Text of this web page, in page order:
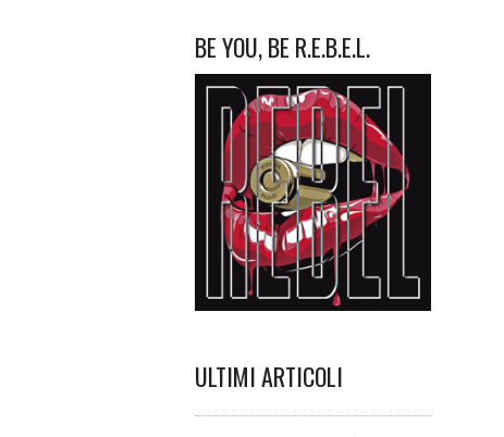
BE YOU, BE R.E.B.E.L.
ULTIMI ARTICOLI